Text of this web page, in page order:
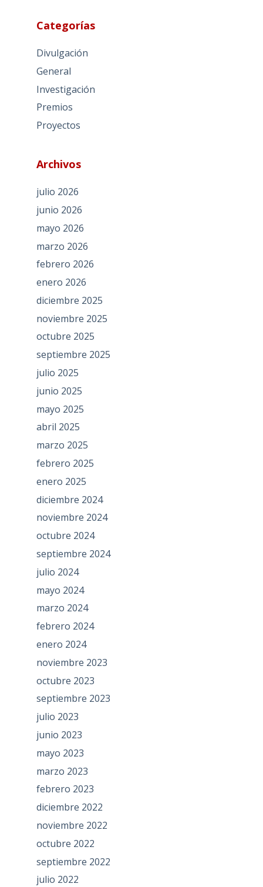
Categorías
Divulgación
General
Investigación
Premios
Proyectos
Archivos
julio 2026
junio 2026
mayo 2026
marzo 2026
febrero 2026
enero 2026
diciembre 2025
noviembre 2025
octubre 2025
septiembre 2025
julio 2025
junio 2025
mayo 2025
abril 2025
marzo 2025
febrero 2025
enero 2025
diciembre 2024
noviembre 2024
octubre 2024
septiembre 2024
julio 2024
mayo 2024
marzo 2024
febrero 2024
enero 2024
noviembre 2023
octubre 2023
septiembre 2023
julio 2023
junio 2023
mayo 2023
marzo 2023
febrero 2023
diciembre 2022
noviembre 2022
octubre 2022
septiembre 2022
julio 2022